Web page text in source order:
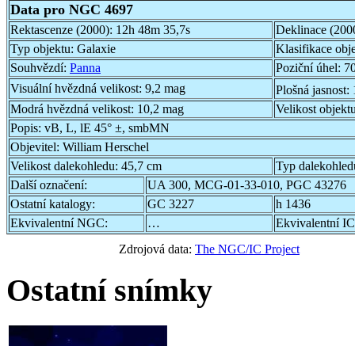
Data pro NGC 4697
Rektascenze (2000): 12h 48m 35,7s
Deklinace
Typ objektu: Galaxie
Klasifikace
Souhvězdí: Panna Poziční úhel:
Visuální hvězdná velikost: 9,2 mag Plošná jasnost:
Modrá hvězdná velikost: 10,2 mag
Velikost
Popis: vB, L, lE 45° ±, smbMN
Objevitel: William Herschel
Velikost dalekohledu: 45,7 cm
Typ
Další označení:
UA 300, MCG-01-33-010, PGC 43276
Ostatní katalogy:
GC 3227
h 1436
Ekvivalentní NGC:
…
Ekvivalentní
Zdrojová data: The NGC/IC Project
Ostatní snímky